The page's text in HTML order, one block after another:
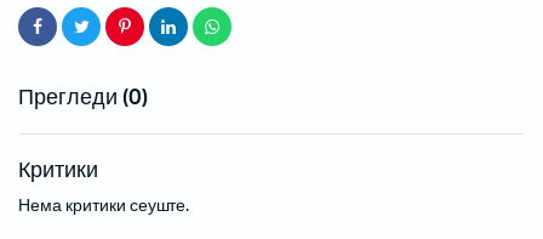
Прегледи (0)
Критики
Нема критики сеуште.